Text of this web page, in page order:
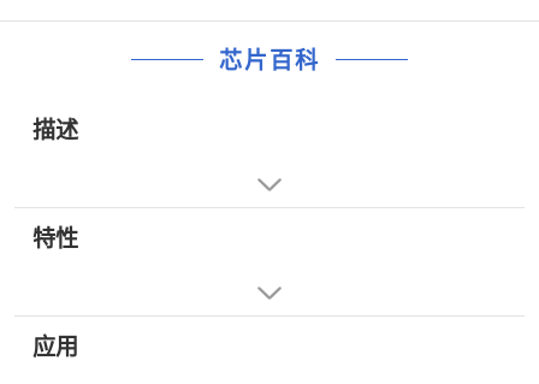
芯片百科
描述
特性
应用